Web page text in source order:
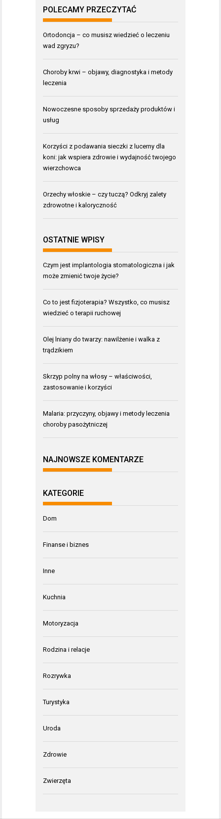
POLECAMY PRZECZYTAĆ
Ortodoncja – co musisz wiedzieć o leczeniu
wad zgryzu?
Choroby krwi – objawy, diagnostyka i metody
leczenia
Nowoczesne sposoby sprzedaży produktów i
usług
Korzyści z podawania sieczki z lucerny dla
koni: jak wspiera zdrowie i wydajność twojego
wierzchowca
Orzechy włoskie – czy tuczą? Odkryj zalety
zdrowotne i kaloryczność
OSTATNIE WPISY
Czym jest implantologia stomatologiczna i jak
może zmienić twoje życie?
Co to jest fizjoterapia? Wszystko, co musisz
wiedzieć o terapii ruchowej
Olej lniany do twarzy: nawilżenie i walka z
trądzikiem
Skrzyp polny na włosy – właściwości,
zastosowanie i korzyści
Malaria: przyczyny, objawy i metody leczenia
choroby pasożytniczej
NAJNOWSZE KOMENTARZE
KATEGORIE
Dom
Finanse i biznes
Inne
Kuchnia
Motoryzacja
Rodzina i relacje
Rozrywka
Turystyka
Uroda
Zdrowie
Zwierzęta